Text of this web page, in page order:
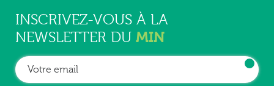
INSCRIVEZ-VOUS À LA
NEWSLETTER DU MIN